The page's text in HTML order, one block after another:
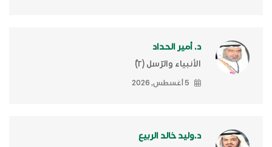
د. أمير الحداد
الأنبياء والرّسل (٢)ّ
5 أغسطس, 2026
د.وليد خالد الربيع